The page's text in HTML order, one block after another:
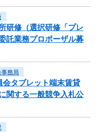
研修（選択研修「プレ
託業務プロポーザル募
務局
会タブレット端末賃貸
関する一般競争入札公